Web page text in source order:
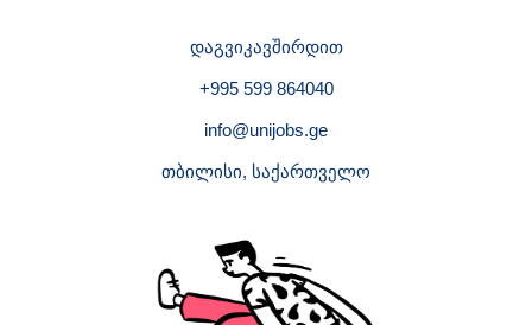
დაგვიკავშირდით
+995 599 864040
info@unijobs.ge
თბილისი, საქართველო